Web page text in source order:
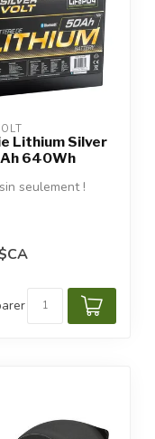
Lithium Silver
640Wh
seulement !